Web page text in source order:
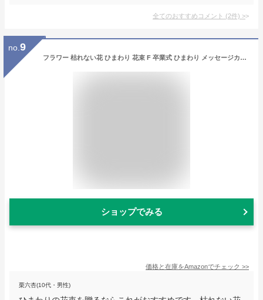
全てのおすすめコメント (2件) >
no. 9
フラワー 枯れない花 ひまわり 花束 F 卒業式 ひまわり メッセージカード付き クリスマス 忘年会 新年会 誕生日 結婚祝い バレンタイン ホワイトデー 入学 卒業 結婚記念日 お祝い 奥様 旦那様 恋人 友人 可愛い
ショップでみる
価格と在庫をAmazonでチェック >>
栗六杏(10代・男性)